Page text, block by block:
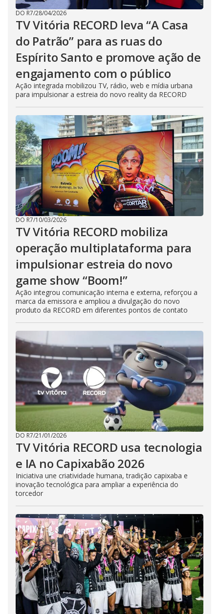
DO R7/28/04/2026
TV Vitória RECORD leva “A Casa
do Patrão” para as ruas do
Espírito Santo e promove ação de
engajamento com o público
Ação integrada mobilizou TV, rádio, web e mídia urbana
para impulsionar a estreia do novo reality da RECORD
DO R7/10/03/2026
TV Vitória RECORD mobiliza
operação multiplataforma para
impulsionar estreia do novo
game show “Boom!”
Ação integrou comunicação interna e externa, reforçou a
marca da emissora e ampliou a divulgação do novo
produto da RECORD em diferentes pontos de contato
DO R7/21/01/2026
TV Vitória RECORD usa tecnologia
e IA no Capixabão 2026
Iniciativa une criatividade humana, tradição capixaba e
inovação tecnológica para ampliar a experiência do
torcedor